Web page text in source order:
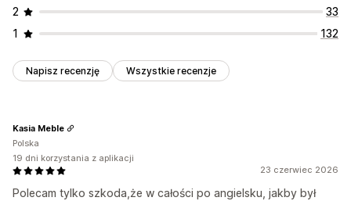
2
33
1
132
Napisz recenzję Wszystkie recenzje
23 czerwiec 2026
Polecam tylko szkoda,że w całości po angielsku, jakby był
Kasia Meble
Polska
19 dni korzystania z aplikacji